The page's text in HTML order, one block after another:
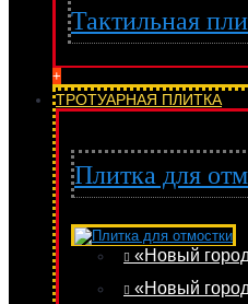
Тактильная
+
ТРОТУАРНАЯ ПЛИТКА
Плитка для
«Новый
«Новый